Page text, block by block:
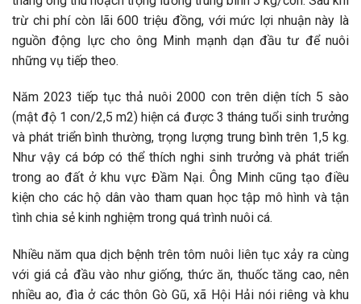
trừ chi phí còn lãi 600 triệu đồng, với mức lợi nhuận này là
nguồn động lực cho ông Minh mạnh dạn đầu tư để nuôi
những vụ tiếp theo.
Năm 2023 tiếp tục thả nuôi 2000 con trên diện tích 5 sào
(mật độ 1 con/2,5 m2) hiện cá được 3 tháng tuổi sinh trưởng
và phát triển bình thường, trọng lượng trung bình trên 1,5 kg.
Như vậy cá bớp có thể thích nghi sinh trưởng và phát triển
trong ao đất ở khu vực Đầm Nại. Ông Minh cũng tạo điều
kiện cho các hộ dân vào tham quan học tập mô hình và tận
tình chia sẻ kinh nghiệm trong quá trình nuôi cá.
Nhiều năm qua dịch bệnh trên tôm nuôi liên tục xảy ra cùng
với giá cả đầu vào như giống, thức ăn, thuốc tăng cao, nên
nhiều ao, đìa ở các thôn Gò Gũ, xã Hội Hải nói riêng và khu